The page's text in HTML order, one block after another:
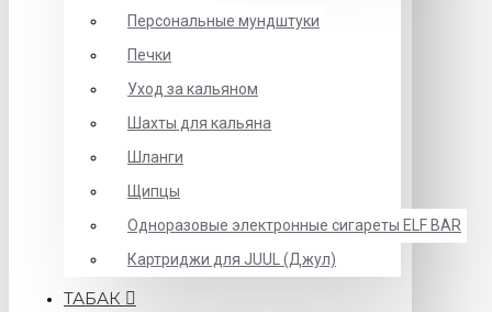
Персональные мундштуки
Печки
Уход за кальяном
Шахты для кальяна
Шланги
Щипцы
Одноразовые электронные сигареты ELF BAR
Картриджи для JUUL (Джул)
ТАБАК